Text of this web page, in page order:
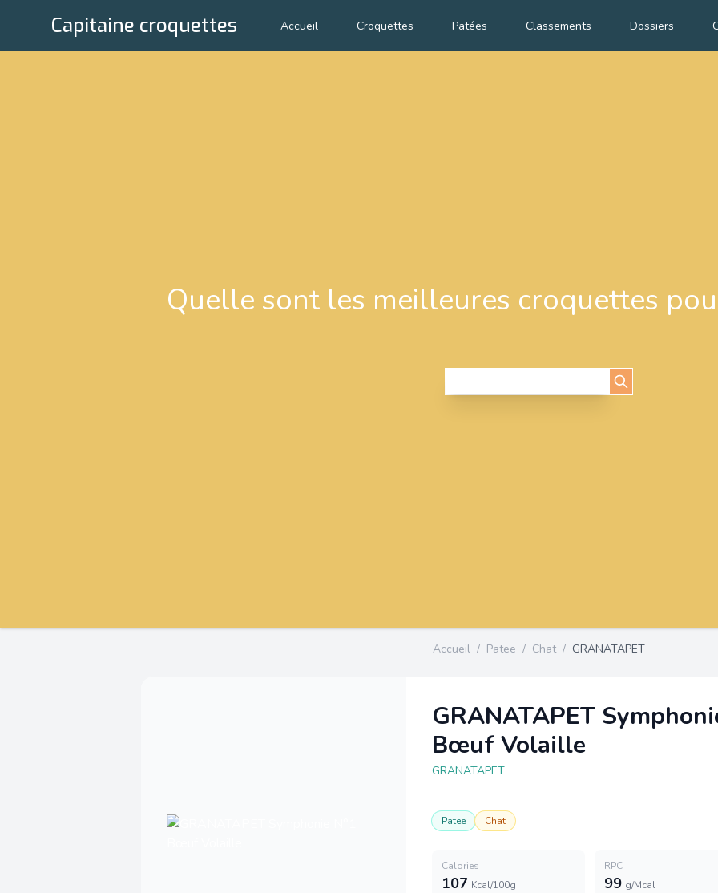
Capitaine croquettes Accueil Croquettes Patées Classements Dossiers
Quelle sont les meilleures croquettes
Accueil / Patee / Chat / GRANATAPET
GRANATAPET
Bœuf Volaille
GRANATAPET
Patee Chat
Calories
107 Kcal/100g
RPC
99 g/Mcal